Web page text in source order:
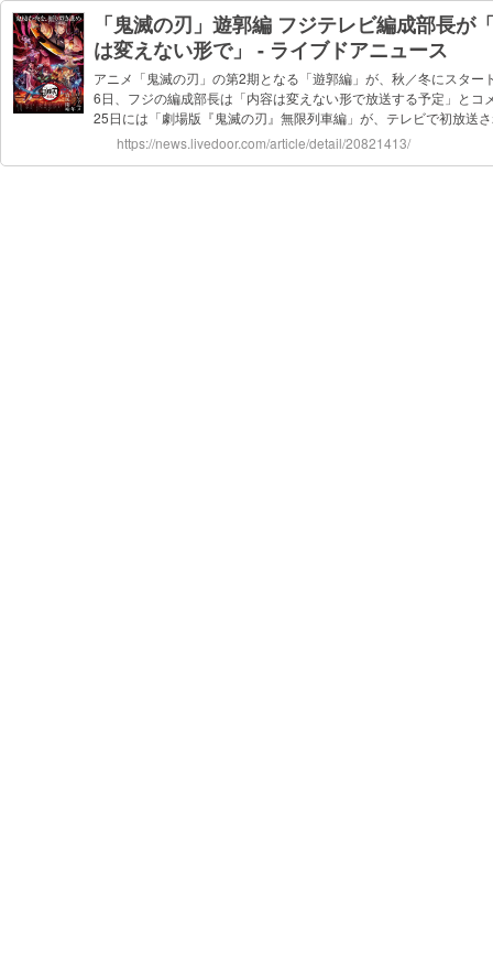
「鬼滅の刃」遊郭編 フジテレビ編成部長が
は変えない形で」 - ライブドアニュース
アニメ「鬼滅の刃」の第2期となる「遊郭編」が、秋／冬にスター
6日、フジの編成部長は「内容は変えない形で放送する予定」とコ
25日には「劇場版『鬼滅の刃』無限列車編」が、テレビで初放送
https://news.livedoor.com/article/detail/20821413/